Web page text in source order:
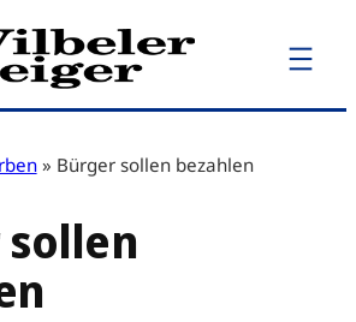
» Bürger sollen bezahlen